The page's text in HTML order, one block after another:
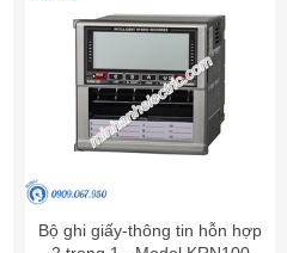
Bộ ghi giấy-thông tin hỗn hợp